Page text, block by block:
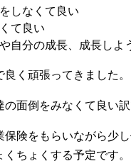
しなくて良い
て良い
自分の成長、成長しよ
く頑張ってきました
面倒をみなくて良い訳
険をもらいながら少
ちょくする予定です。